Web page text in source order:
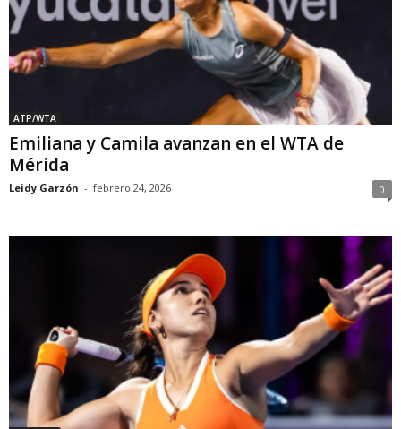
ATP/WTA
Emiliana y Camila avanzan en el WTA de
Mérida
Leidy Garzón - febrero 24, 2026 0